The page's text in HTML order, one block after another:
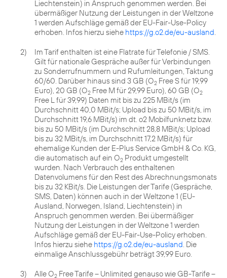
Liechtenstein) in Anspruch genommen werden. Bei
übermäßiger Nutzung der Leistungen in der Weltzone
1 werden Aufschläge gemäß der EU-Fair-Use-Policy
erhoben. Infos hierzu siehe https://g.o2.de/eu-ausland.
2)
Im Tarif enthalten ist eine Flatrate für Telefonie / SMS.
Gilt für nationale Gespräche außer für Verbindungen
zu Sonderrufnummern und Rufumleitungen, Taktung
60/60. Darüber hinaus sind 3 GB (O2 Free S für 19,99
Euro), 20 GB (O2 Free M für 29,99 Euro), 60 GB (O2
Free L für 39,99) Daten mit bis zu 225 MBit/s (im
Durchschnitt 40,0 MBit/s; Upload bis zu 50 MBit/s, im
Durchschnitt 19,6 MBit/s) im dt. o2 Mobilfunknetz bzw.
bis zu 50 MBit/s (im Durchschnitt 28,8 MBit/s; Upload
bis zu 32 MBit/s, im Durchschnitt 17,2 MBit/s) für
ehemalige Kunden der E-Plus Service GmbH & Co. KG,
die automatisch auf ein O2 Produkt umgestellt
wurden. Nach Verbrauch des enthaltenen
Datenvolumens für den Rest des Abrechnungsmonats
bis zu 32 KBit/s. Die Leistungen der Tarife (Gespräche,
SMS, Daten) können auch in der Weltzone 1 (EU-
Ausland, Norwegen, Island, Liechtenstein) in
Anspruch genommen werden. Bei übermäßiger
Nutzung der Leistungen in der Weltzone 1 werden
Aufschläge gemäß der EU-Fair-Use-Policy erhoben.
Infos hierzu siehe https://g.o2.de/eu-ausland. Die
einmalige Anschlussgebühr beträgt 39,99 Euro.
3) Alle O2 Free Tarife – Unlimited genauso wie GB-Tarife –